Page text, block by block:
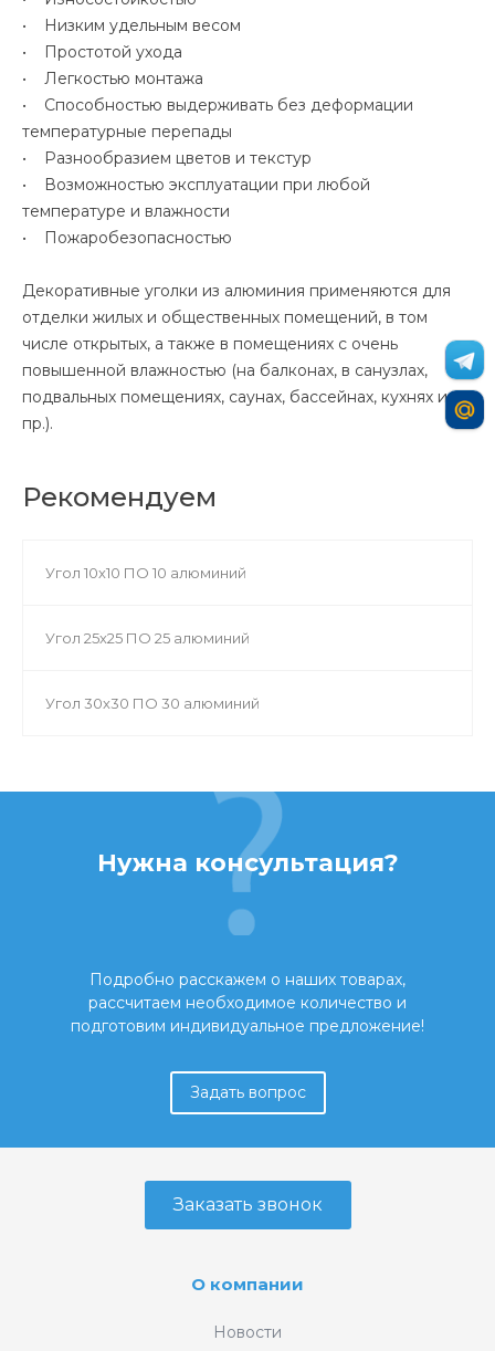
• Низким удельным весом
• Простотой ухода
• Легкостью монтажа
• Способностью выдерживать без деформации
температурные перепады
• Разнообразием цветов и текстур
• Возможностью эксплуатации при любой
температуре и влажности
• Пожаробезопасностью
Декоративные уголки из алюминия применяются для
отделки жилых и общественных помещений, в том
числе открытых, а также в помещениях с очень
повышенной влажностью (на балконах, в санузлах,
подвальных помещениях, саунах, бассейнах, кухнях и
пр.).
Рекомендуем
Угол 10х10 ПО 10 алюминий
Угол 25х25 ПО 25 алюминий
Угол 30х30 ПО 30 алюминий
Нужна консультация?
Подробно расскажем о наших товарах,
рассчитаем необходимое количество и
подготовим индивидуальное предложение!
Задать вопрос
Заказать звонок
О компании
Новости